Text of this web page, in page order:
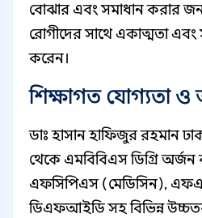
বোঝার এবং সমাধান করার
রোগীদের সাথে একাত্মতা
করেন।
শিক্ষাগত যোগ্যতা ও
ডাঃ হাসান হাফিজুর রহমান
থেকে এমবিবিএস ডিগ্রি অর্জন
এফসিপিএস (মেডিসিন),
ডিএফআইডি সহ বিভিন্ন উচ্চতর